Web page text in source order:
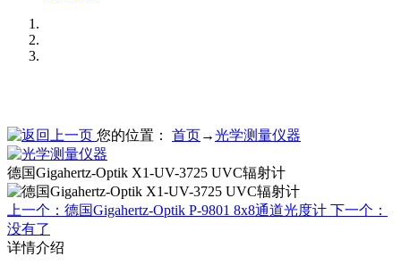
您的位置： 首页→光学测量仪器
德国Gigahertz-Optik X1-UV-3725 UVC辐射计
上一个：德国Gigahertz-Optik P-9801 8x8通道光度计 下一个：
没有了
详情介绍